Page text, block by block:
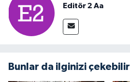
Editör 2 Aa
Bunlar da ilginizi çekebilir